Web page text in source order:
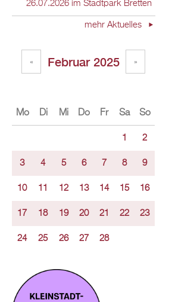
26.07.2026 im Stadtpark Bretten
mehr Aktuelles
Februar 2025
« »
Mo Di Mi Do Fr Sa So
1 2
3 4 5 6 7 8 9
10 11 12 13 14 15 16
17 18 19 20 21 22 23
24 25 26 27 28